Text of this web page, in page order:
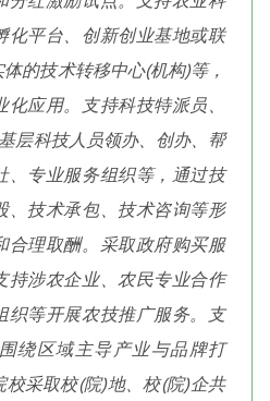
化平台、创新创业基地或联
的技术转移中心(机构)等，
应用。支持科技特派员、
层科技人员领办、创办、帮
、专业服务组织等，通过技
、技术承包、技术咨询等形
合理取酬。采取政府购买服
持涉农企业、农民专业合作
织等开展农技推广服务。支
绕区域主导产业与品牌打
采取校(院)地、校(院)企共